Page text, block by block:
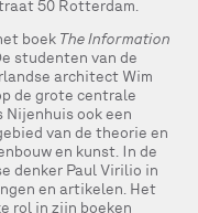
50 Rotterdam.
boek The Information
studenten van de
architect Wim
de grote centrale
Nijenhuis ook een
van de theorie en
en kunst. In de
denker Paul Virilio in
en artikelen. Het
rol in zijn boeken